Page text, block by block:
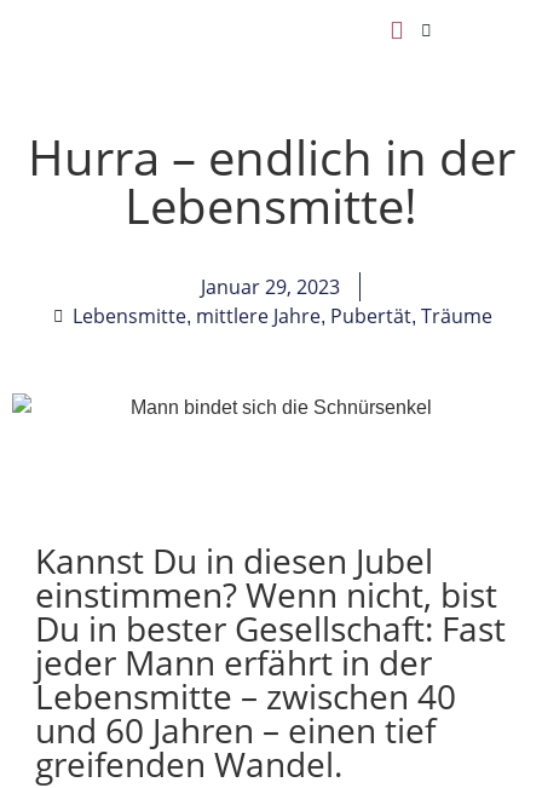
Hurra – endlich in der
Lebensmitte!
Januar 29, 2023
Lebensmitte, mittlere Jahre, Pubertät, Träume
Kannst Du in diesen Jubel
einstimmen? Wenn nicht, bist
Du in bester Gesellschaft: Fast
jeder Mann erfährt in der
Lebensmitte – zwischen 40
und 60 Jahren – einen tief
greifenden Wandel.